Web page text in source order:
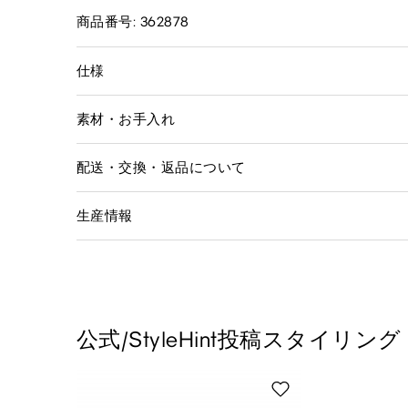
商品番号: 362878
仕様
素材・お手入れ
配送・交換・返品について
生産情報
公式/StyleHint投稿スタイリング